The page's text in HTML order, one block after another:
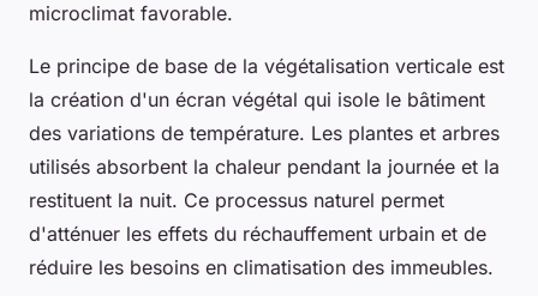
microclimat favorable.
Le principe de base de la végétalisation verticale est
la création d'un écran végétal qui isole le bâtiment
des variations de température. Les plantes et arbres
utilisés absorbent la chaleur pendant la journée et la
restituent la nuit. Ce processus naturel permet
d'atténuer les effets du réchauffement urbain et de
réduire les besoins en climatisation des immeubles.